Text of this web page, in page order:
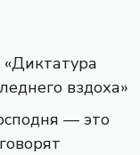
вздоха»
— это